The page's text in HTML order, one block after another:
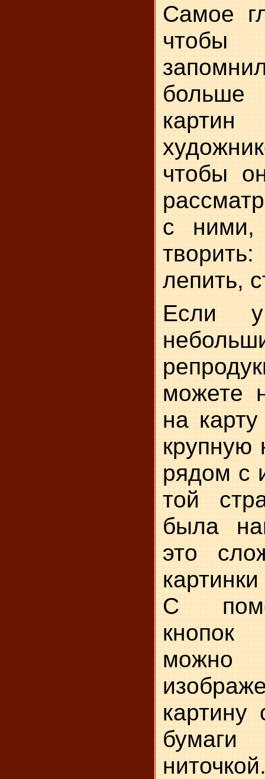
Самое
чтобы
с ними,
лепить,
Если
можете
на
крупную
рядом с
той
была
это
С
можно
картину